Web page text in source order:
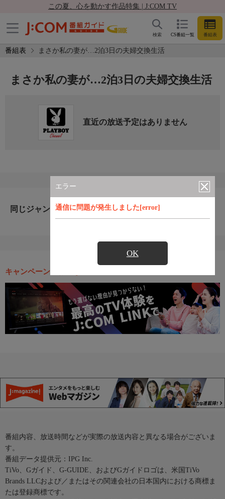
この夏、心を動かす作品特集 | J:COM TV
CS番組一覧 番組表
検索
番組表 まさか私の妻が…2泊3日の夫婦交換生活
エラー
通信に問題が発生しました[error]
OK
まさか私の妻が…2泊3日の夫婦交換生活
直近の放送予定はありません
同じジャンルのおすすめ番組
キャンペーン・お得な情報
番組内容、放送時間などが実際の放送内容と異なる場合がございま
す。
番組データ提供元：IPG Inc.
TiVo、Gガイド、G-GUIDE、およびGガイドロゴは、米国TiVo
Brands LLCおよび／またはその関連会社の日本国内における商標ま
たは登録商標です。